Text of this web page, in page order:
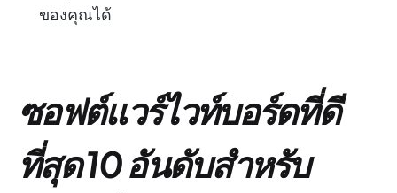
ของคุณได้
ซอฟต์แวร์ไวท์บอร์ดที่ดี
ที่สุด 10 อันดับสำหรับ